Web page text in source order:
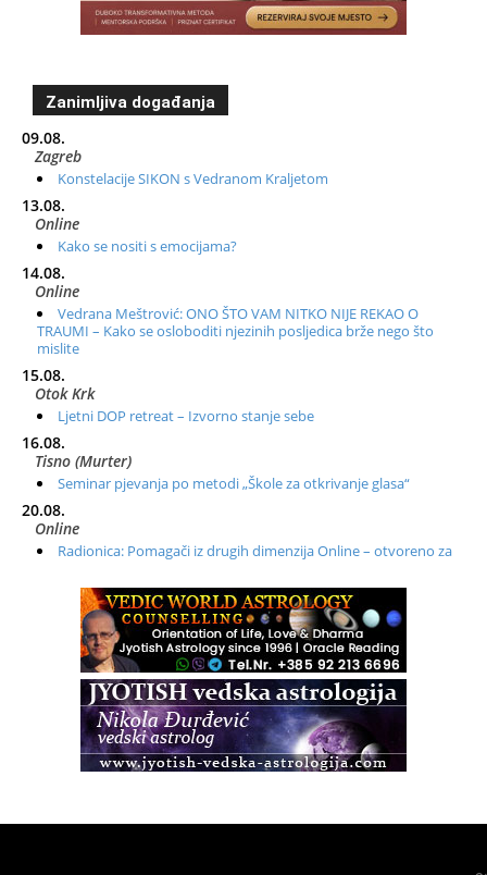
Zanimljiva događanja
09.08.
Zagreb
Konstelacije SIKON s Vedranom Kraljetom
13.08.
Online
Kako se nositi s emocijama?
14.08.
Online
Vedrana Meštrović: ONO ŠTO VAM NITKO NIJE REKAO O
TRAUMI – Kako se osloboditi njezinih posljedica brže nego što
mislite
15.08.
Otok Krk
Ljetni DOP retreat – Izvorno stanje sebe
16.08.
Tisno (Murter)
Seminar pjevanja po metodi „Škole za otkrivanje glasa“
20.08.
Online
Radionica: Pomagači iz drugih dimenzija Online – otvoreno za
Zagreb+Online
Osnovni ThetaHealing® tečaj, Zagreb i Online
Zagreb
Osnovna radionica za izscjeljivanje pranom (Basic Pranic
Healing course)
Access BARS®, otpusti stres